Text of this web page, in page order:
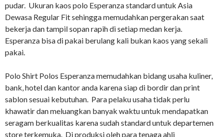
pudar. Ukuran kaos polo Esperanza standard untuk Asia
Dewasa Regular Fit sehingga memudahkan pergerakan saat
bekerja dan tampil sopan rapih di setiap medan kerja.
Esperanza bisa di pakai berulang kali bukan kaos yang sekali
pakai.
Polo Shirt Polos Esperanza memudahkan bidang usaha kuliner,
bank, hotel dan kantor anda karena siap di bordir dan print
sablon sesuai kebutuhan. Para pelaku usaha tidak perlu
khawatir dan meluangkan banyak waktu untuk mendapatkan
seragam berkualitas karena sudah standard untuk departemen
store terkemuka. Di produksi oleh para tenaga ahli